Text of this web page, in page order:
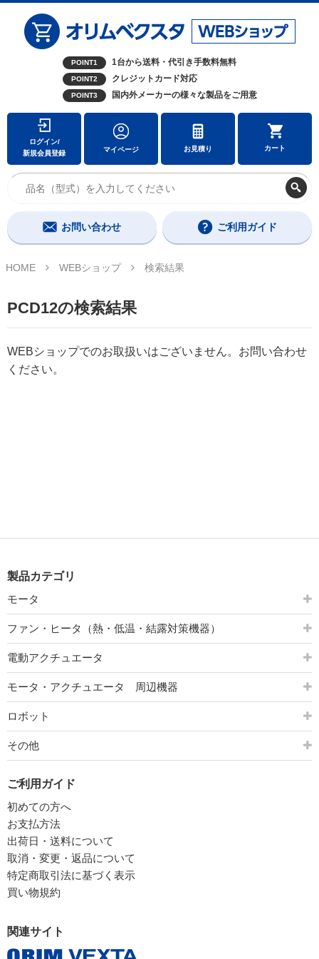
POINT1 1台から送料・代引き手数料無料
POINT2 クレジットカード対応
POINT3 国内外メーカーの様々な製品をご用意
ログイン/
新規会員登録
マイページ お見積り カート
お問い合わせ ご利用ガイド
HOME WEBショップ 検索結果
PCD12の検索結果
WEBショップでのお取扱いはございません。お問い合わせ
ください。
製品カテゴリ
モータ
ファン・ヒータ（熱・低温・結露対策機器）
電動アクチュエータ
モータ・アクチュエータ 周辺機器
ロボット
その他
ご利用ガイド
初めての方へ
お支払方法
出荷日・送料について
取消・変更・返品について
特定商取引法に基づく表示
買い物規約
関連サイト